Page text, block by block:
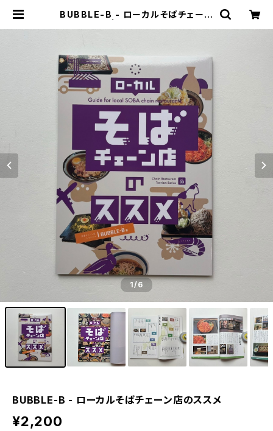
BUBBLE-B - ローカルそばチェーン
1/6
BUBBLE-B - ローカルそばチェーン店のススメ
¥2,200